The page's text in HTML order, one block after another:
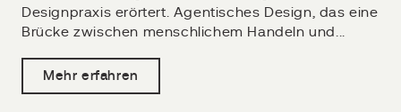
Mehr erfahren
Designpraxis erörtert. Agentisches Design, das eine
Brücke zwischen menschlichem Handeln und...